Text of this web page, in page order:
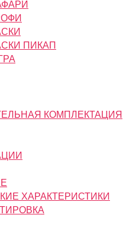
ПИКАП
КОМПЛЕКТАЦИЯ
ХАРАКТЕРИСТИКИ